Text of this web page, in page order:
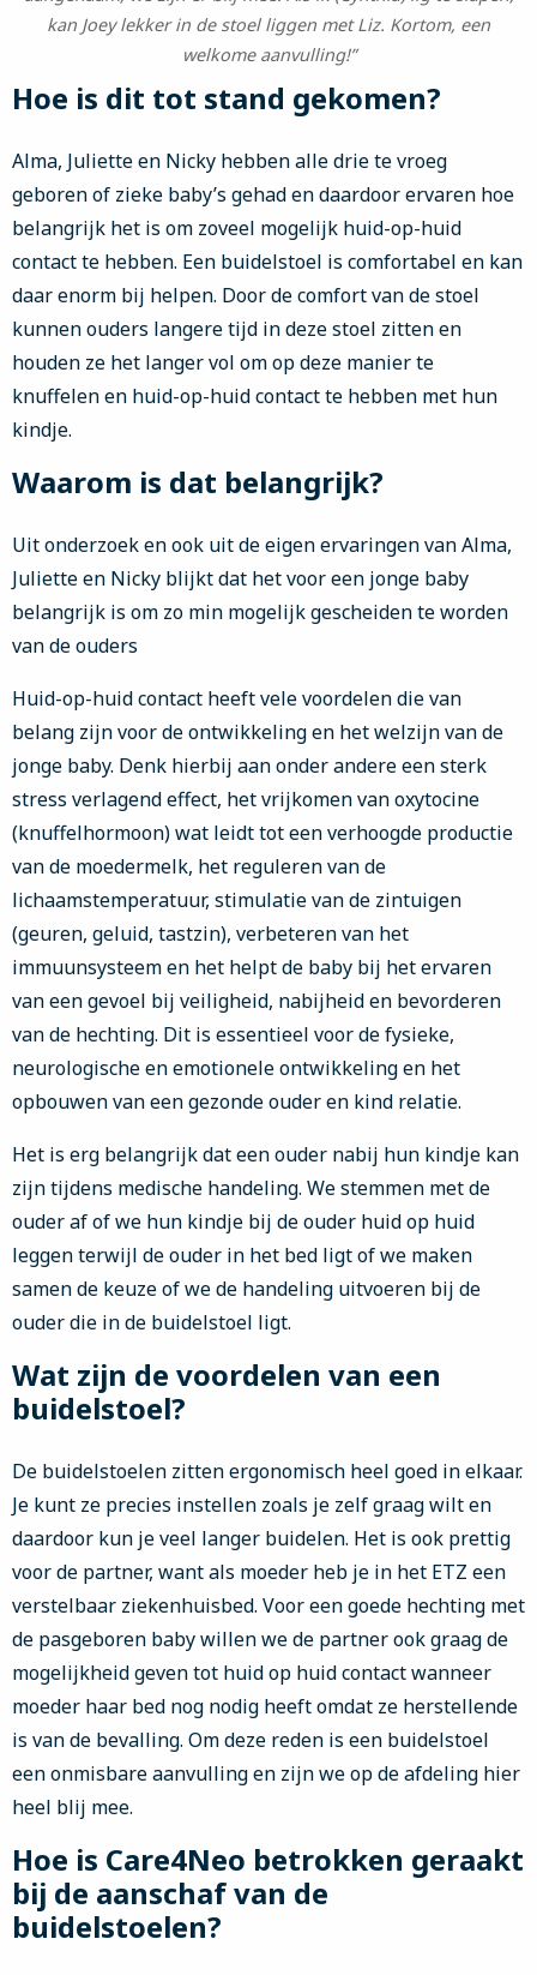
kan Joey lekker in de stoel liggen met Liz. Kortom, een
welkome aanvulling!”
Hoe is dit tot stand gekomen?
Alma, Juliette en Nicky hebben alle drie te vroeg
geboren of zieke baby’s gehad en daardoor ervaren hoe
belangrijk het is om zoveel mogelijk huid-op-huid
contact te hebben. Een buidelstoel is comfortabel en kan
daar enorm bij helpen. Door de comfort van de stoel
kunnen ouders langere tijd in deze stoel zitten en
houden ze het langer vol om op deze manier te
knuffelen en huid-op-huid contact te hebben met hun
kindje.
Waarom is dat belangrijk?
Uit onderzoek en ook uit de eigen ervaringen van Alma,
Juliette en Nicky blijkt dat het voor een jonge baby
belangrijk is om zo min mogelijk gescheiden te worden
van de ouders
Huid-op-huid contact heeft vele voordelen die van
belang zijn voor de ontwikkeling en het welzijn van de
jonge baby. Denk hierbij aan onder andere een sterk
stress verlagend effect, het vrijkomen van oxytocine
(knuffelhormoon) wat leidt tot een verhoogde productie
van de moedermelk, het reguleren van de
lichaamstemperatuur, stimulatie van de zintuigen
(geuren, geluid, tastzin), verbeteren van het
immuunsysteem en het helpt de baby bij het ervaren
van een gevoel bij veiligheid, nabijheid en bevorderen
van de hechting. Dit is essentieel voor de fysieke,
neurologische en emotionele ontwikkeling en het
opbouwen van een gezonde ouder en kind relatie.
Het is erg belangrijk dat een ouder nabij hun kindje kan
zijn tijdens medische handeling. We stemmen met de
ouder af of we hun kindje bij de ouder huid op huid
leggen terwijl de ouder in het bed ligt of we maken
samen de keuze of we de handeling uitvoeren bij de
ouder die in de buidelstoel ligt.
Wat zijn de voordelen van een
buidelstoel?
De buidelstoelen zitten ergonomisch heel goed in elkaar.
Je kunt ze precies instellen zoals je zelf graag wilt en
daardoor kun je veel langer buidelen. Het is ook prettig
voor de partner, want als moeder heb je in het ETZ een
verstelbaar ziekenhuisbed. Voor een goede hechting met
de pasgeboren baby willen we de partner ook graag de
mogelijkheid geven tot huid op huid contact wanneer
moeder haar bed nog nodig heeft omdat ze herstellende
is van de bevalling. Om deze reden is een buidelstoel
een onmisbare aanvulling en zijn we op de afdeling hier
heel blij mee.
Hoe is Care4Neo betrokken geraakt
bij de aanschaf van de
buidelstoelen?